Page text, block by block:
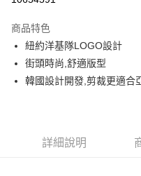
Apple Pay
街口支付
全家取貨付款<未取貨列黑名
商品特色
紐約洋基隊LOGO設計
街頭時尚,舒適版型
韓國設計開發,剪裁更適合
詳細說明